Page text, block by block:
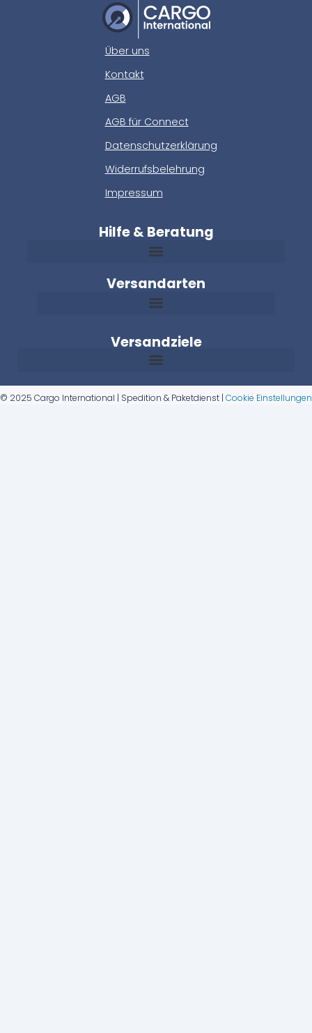
Über uns
Kontakt
AGB
AGB für Connect
Datenschutzerklärung
Widerrufsbelehrung
Impressum
Hilfe & Beratung
Versandarten
Versandziele
© 2025 Cargo International | Spedition & Paketdienst | Cookie Einstellungen